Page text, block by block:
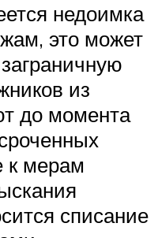
недоимка
это может
из
до момента
к мерам
списание